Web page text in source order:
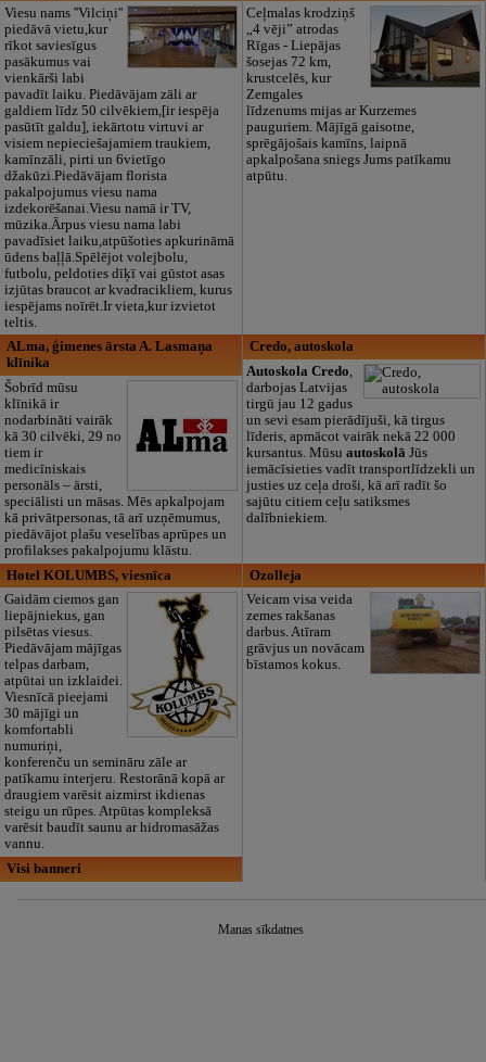
Viesu nams ''Vilciņi''
piedāvā vietu,kur
rīkot saviesīgus
pasākumus vai
vienkārši labi
pavadīt laiku. Piedāvājam zāli ar
galdiem līdz 50 cilvēkiem,[ir iespēja
pasūtīt galdu], iekārtotu virtuvi ar
visiem nepieciešajamiem traukiem,
kamīnzāli, pirti un 6vietīgo
džakūzi.Piedāvājam florista
pakalpojumus viesu nama
izdekorēšanai.Viesu namā ir TV,
mūzika.Ārpus viesu nama labi
pavadīsiet laiku,atpūšoties apkurināmā
ūdens baļļā.Spēlējot volejbolu,
futbolu, peldoties dīķī vai gūstot asas
izjūtas braucot ar kvadracikliem, kurus
iespējams noīrēt.Ir vieta,kur izvietot
teltis.
Ceļmalas krodziņš
„4 vēji” atrodas
Rīgas - Liepājas
šosejas 72 km,
krustcelēs, kur
Zemgales
līdzenums mijas ar Kurzemes
pauguriem. Mājīgā gaisotne,
sprēgājošais kamīns, laipnā
apkalpošana sniegs Jums patīkamu
atpūtu.
ALma, ģimenes ārsta A. Lasmaņa
klīnika
Šobrīd mūsu
klīnikā ir
nodarbināti vairāk
kā 30 cilvēki, 29 no
tiem ir
medicīniskais
personāls – ārsti,
speciālisti un māsas. Mēs apkalpojam
kā privātpersonas, tā arī uzņēmumus,
piedāvājot plašu veselības aprūpes un
profilakses pakalpojumu klāstu.
Credo, autoskola
Autoskola Credo,
darbojas Latvijas
tirgū jau 12 gadus
un sevi esam pierādījuši, kā tirgus
līderis, apmācot vairāk nekā 22 000
kursantus. Mūsuautoskolā Jūs
iemācīsieties vadīt transportlīdzekli un
justies uz ceļa droši, kā arī radīt šo
sajūtu citiem ceļu satiksmes
dalībniekiem.
Hotel KOLUMBS, viesnīca
Gaidām ciemos gan
liepājniekus, gan
pilsētas viesus.
Piedāvājam mājīgas
telpas darbam,
atpūtai un izklaidei.
Viesnīcā pieejami
30 mājīgi un
komfortabli
numuriņi,
konferenču un semināru zāle ar
patīkamu interjeru. Restorānā kopā ar
draugiem varēsit aizmirst ikdienas
steigu un rūpes. Atpūtas kompleksā
varēsit baudīt saunu ar hidromasāžas
vannu.
Ozolleja
Veicam visa veida
zemes rakšanas
darbus. Atīram
grāvjus un novācam
bīstamos kokus.
Visi banneri
Manas sīkdatnes